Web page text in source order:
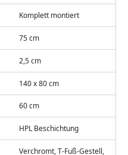
Komplett montiert
75 cm
2,5 cm
140 x 80 cm
60 cm
HPL Beschichtung
Verchromt, T-Fuß-Gestell,